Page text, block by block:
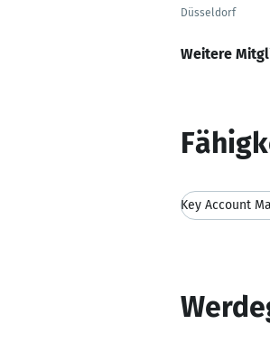
Düsseldorf
Weitere
Key Account